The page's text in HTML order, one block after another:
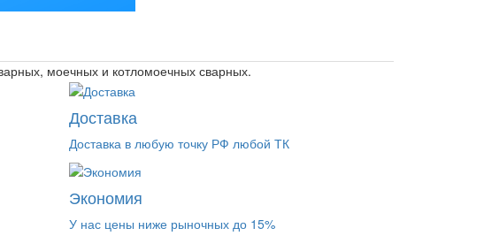
моечных и котломоечных сварных.
Доставка
Доставка в любую точку РФ любой ТК
Экономия
У нас цены ниже рыночных до 15%